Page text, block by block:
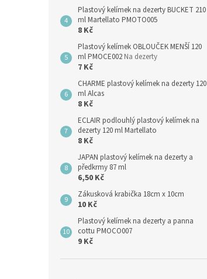
Plastový kelímek na dezerty BUCKET 210
ml Martellato PMOTO005
8 Kč
Plastový kelímek OBLOUČEK MENŠÍ 120
ml PMOCE002 Na dezerty
7 Kč
CHARME plastový kelímek na dezerty 120
ml Alcas
8 Kč
ECLAIR podlouhlý plastový kelímek na
dezerty 120 ml Martellato
8 Kč
JAPAN plastový kelímek na dezerty a
předkrmy 87 ml
6,50 Kč
Zákusková krabička 18cm x 10cm
10 Kč
Plastový kelímek na dezerty a panna
cottu PMOCO007
9 Kč